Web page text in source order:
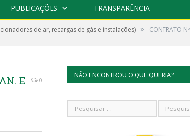
PUBLICAÇÕES TRANSPARÊNCIA
de ar, recargas de gás e instalações) » CONTRATO Nº
E
0
NÃO ENCONTROU O QUE QUERIA?